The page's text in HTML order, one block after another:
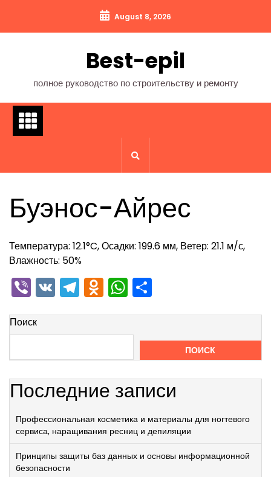
содержимому
August 8, 2026
Best-epil
полное руководство по строительству и ремонту
Буэнос-Айрес
Температура: 12.1°C, Осадки: 199.6 мм, Ветер: 21.1 м/с,
Влажность: 50%
Viber
VKTelegram
Odnoklassniki
WhatsApp
Поиск
ПОИСК
Последние записи
Профессиональная косметика и материалы для ногтевого
сервиса, наращивания ресниц и депиляции
Принципы защиты баз данных и основы информационной
безопасности